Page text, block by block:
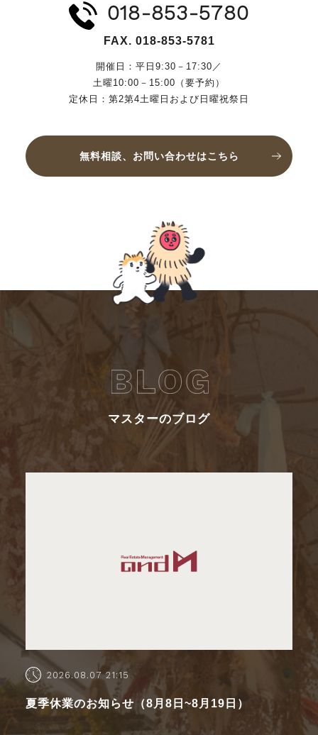
018-853-5780
FAX. 018-853-5781
開催日：平日9:30－17:30／
土曜10:00－15:00（要予約）
定休日：第2第4土曜日および日曜祝祭日
無料相談、お問い合わせはこちら
マスターのブログ
2026.08.07 21:15
夏季休業のお知らせ（8月8日~8月19日）